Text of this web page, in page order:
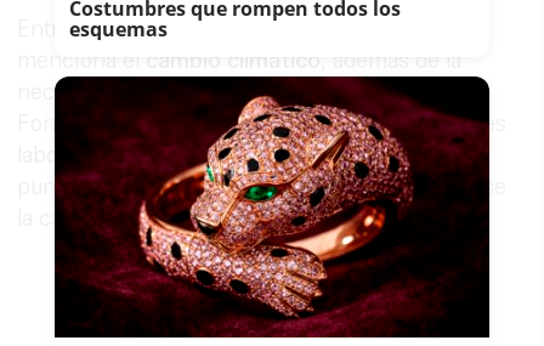
Entre esas nuevas realidades, el colectivo
menciona el cambio climático
, además de la
necesidad de frenar la privatización de la
Formación Profesional y mejorar las condiciones
laborales del personal docente. En este último
punto incluye un aumento salarial que compense
la caída del poder adquisitivo.
Costumbres que rompen todos los
esquemas